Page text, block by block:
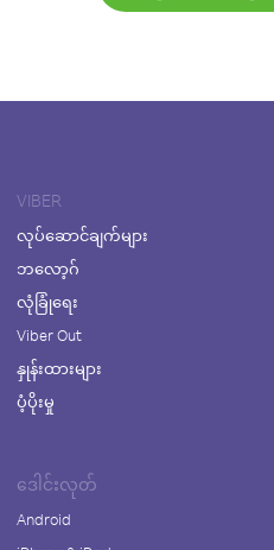
VIBER
လုပ်ဆောင်ချက်များ
ဘလော့ဂ်
လုံခြုံရေး
Viber Out
နှုန်းထားများ
ပံ့ပိုးမှု
ဒေါင်းလုတ်
Android